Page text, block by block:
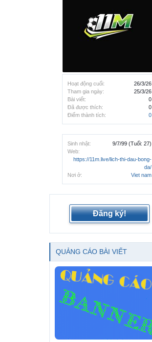
Hoạt động cuối:
26/3/26
Tham gia ngày:
25/3/26
Bài viết:
0
Đã được thích:
0
Điểm thành tích:
0
Sinh nhật: 9/7/99 (Tuổi: 27)
Web:
https://11m.live/lich-thi-dau-bong-
da/
Nơi ở:
Viet nam
Đăng ký!
QUẢNG CÁO BÀI VIẾT